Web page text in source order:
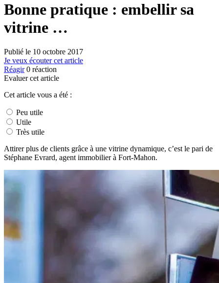
Bonne pratique : embellir sa
vitrine …
Publié le 10 octobre 2017
Je veux écouter cet article
Réagir 0 réaction
Evaluer cet article
Cet article vous a été :
Peu utile
Utile
Très utile
Attirer plus de clients grâce à une vitrine dynamique, c’est le pari de
Stéphane Evrard, agent immobilier à Fort-Mahon.